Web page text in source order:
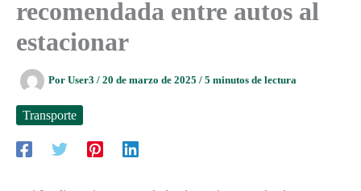
recomendada entre autos al
estacionar
Por User3 / 20 de marzo de 2025 / 5 minutos de lectura
Transporte